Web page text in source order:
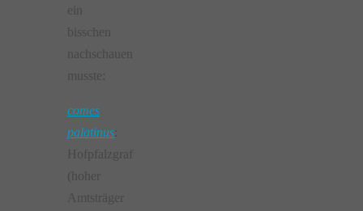
ein
bisschen
nachschauen
musste:
comes
palatinus
Hofpfalzgraf
(hoher
Amtsträger